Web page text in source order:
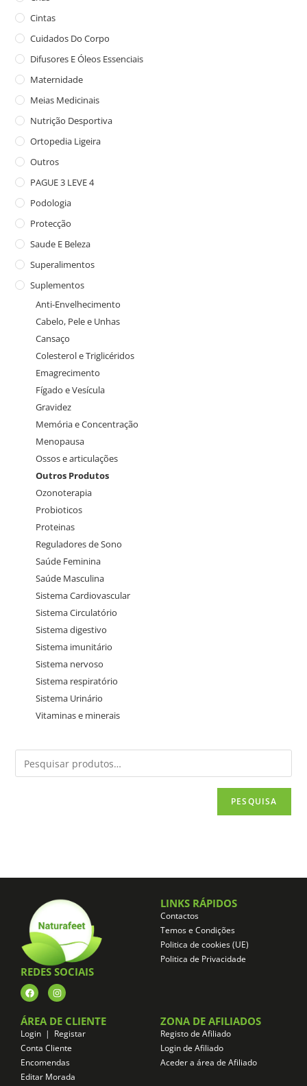
Cintas
Cuidados Do Corpo
Difusores E Óleos Essenciais
Maternidade
Meias Medicinais
Nutrição Desportiva
Ortopedia Ligeira
Outros
PAGUE 3 LEVE 4
Podologia
Protecção
Saude E Beleza
Superalimentos
Suplementos
Anti-Envelhecimento
Cabelo, Pele e Unhas
Cansaço
Colesterol e Triglicéridos
Emagrecimento
Fígado e Vesícula
Gravidez
Memória e Concentração
Menopausa
Ossos e articulações
Outros Produtos
Ozonoterapia
Probioticos
Proteinas
Reguladores de Sono
Saúde Feminina
Saúde Masculina
Sistema Cardiovascular
Sistema Circulatório
Sistema digestivo
Sistema imunitário
Sistema nervoso
Sistema respiratório
Sistema Urinário
Vitaminas e minerais
PESQUISA
REDES SOCIAIS
LINKS RÁPIDOS
Contactos
Temos e Condições
Politica de cookies (UE)
Politica de Privacidade
ÁREA DE CLIENTE
Login | Registar
Conta Cliente
Encomendas
Editar Morada
ZONA DE AFILIADOS
Registo de Afiliado
Login de Afiliado
Aceder a área de Afiliado